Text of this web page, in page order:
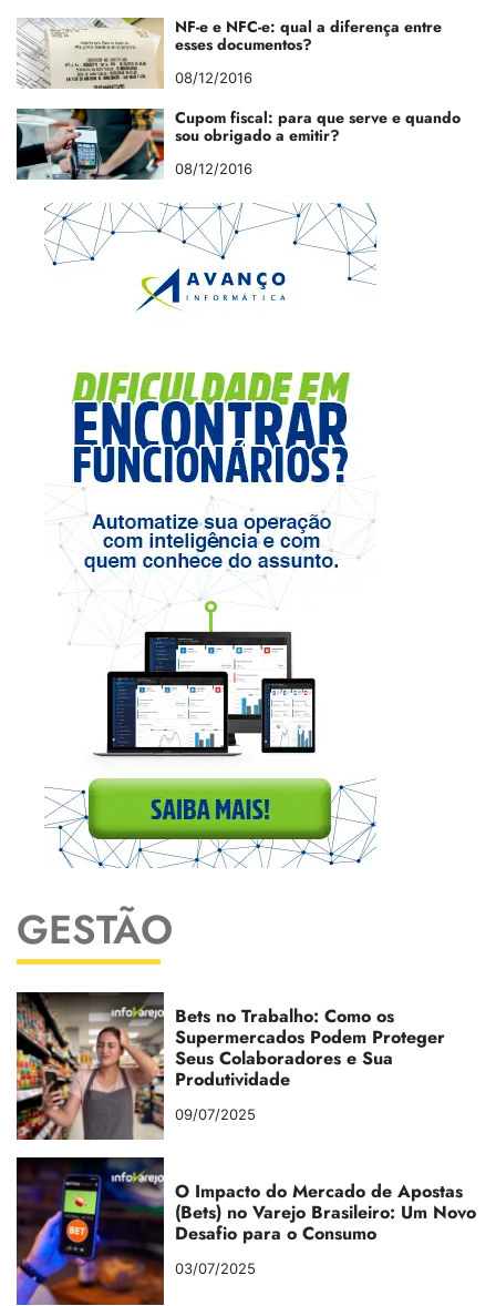
NF-e e NFC-e: qual a diferença entre
esses documentos?
08/12/2016
Cupom fiscal: para que serve e quando
sou obrigado a emitir?
08/12/2016
GESTÃO
Bets no Trabalho: Como os
Supermercados Podem Proteger
Seus Colaboradores e Sua
Produtividade
09/07/2025
O Impacto do Mercado de Apostas
(Bets) no Varejo Brasileiro: Um Novo
Desafio para o Consumo
03/07/2025